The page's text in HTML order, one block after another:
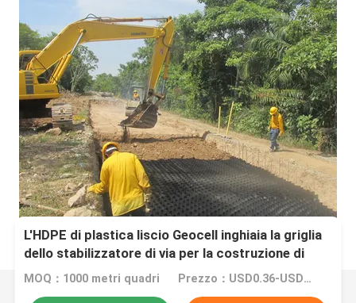
L'HDPE di plastica liscio Geocell inghiaia la griglia
dello stabilizzatore di via per la costruzione di
strade
MOQ：1000 metri quadri Prezzo：USD0.36-USD2.69 per square meter